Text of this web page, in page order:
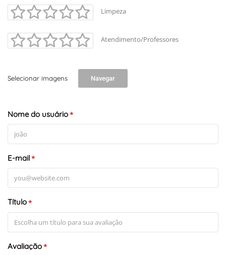
Limpeza
Atendimento/Professores
Selecionar imagens Navegar
Nome do usuário*
E-mail*
Título*
Avaliação*